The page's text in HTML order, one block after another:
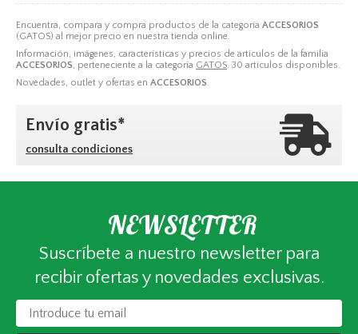
Encuentra, compara y compra productos de la categoría ACCESORIOS
(GATOS) al mejor precio en nuestra tienda online.
Información, imágenes, características y precios de artículos de la familia
ACCESORIOS, perteneciente a la categoría GATOS. 30 artículos disponibles.
Novedades, outlet y ofertas en ACCESORIOS.
Envío gratis*
consulta condiciones
NEWSLETTER
Suscríbete a nuestro newsletter para
recibir ofertas y novedades exclusivas.